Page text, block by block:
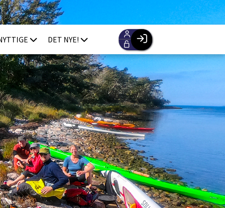
DET NYE!
Facebook login
Glemt password
Opret profil
Log ind